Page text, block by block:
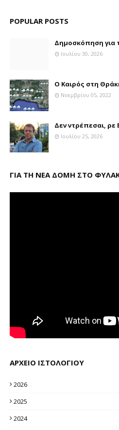
POPULAR POSTS
Δημοσκόπηση για
Ιουλίου 30, 2026
Ο Καιρός στη
Νοεμβρίου 05, 2022
Δεν ντρέπεσαι, ρε
Ιουλίου 25, 2026
ΓΙΑ ΤΗ ΝΕΑ ΔΟΜΗ ΣΤΟ
ΑΡΧΕΙΟ ΙΣΤΟΛΟΓΙΟΥ
2026
2025
2024